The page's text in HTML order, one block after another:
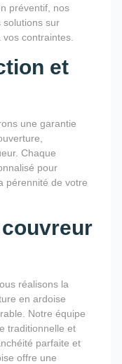
préventif, nos
solutions sur
contraintes.
et
une garantie
Chaque
pour
pérennité de votre
réalisons la
en ardoise
Notre équipe
traditionnelle et
parfaite et
offre une